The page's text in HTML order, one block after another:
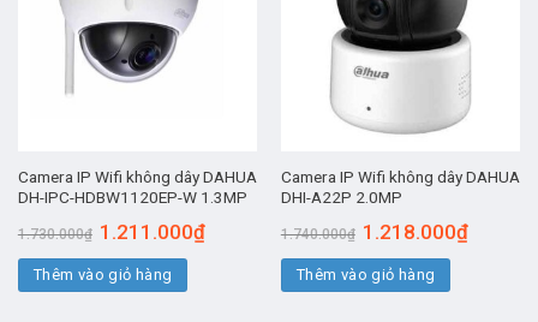
Camera IP Wifi không dây DAHUA
DH-IPC-HDBW1120EP-W 1.3MP
1.730.000₫ Giá
gốc
là:
1.730.000₫.
1.211.000₫Giá
1.211.000₫.
Thêm vào giỏ hàng
Camera IP Wifi không dây DAHUA
DHI-A22P 2.0MP
1.740.000₫ Giá
gốc
là:
1.740.000₫.
1.218.000₫Giá
Thêm vào giỏ hàng